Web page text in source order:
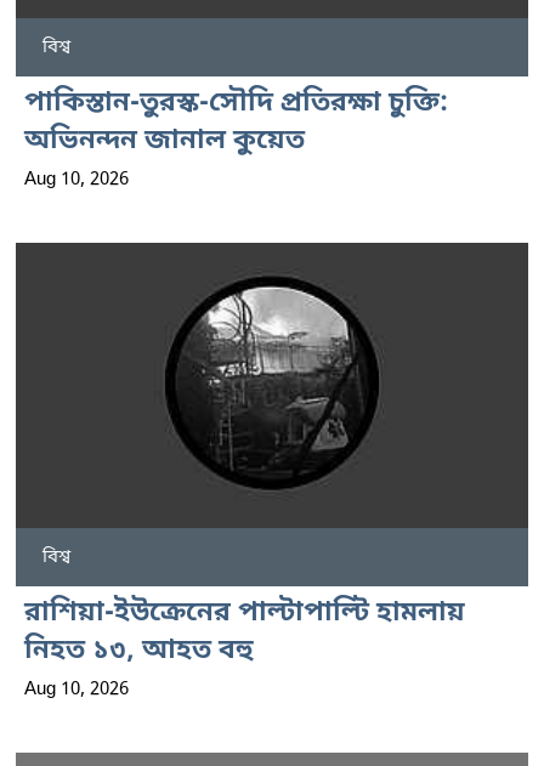
বিশ্ব
পাকিস্তান-তুরস্ক-সৌদি প্রতিরক্ষা চুক্তি:
অভিনন্দন জানাল কুয়েত
Aug 10, 2026
বিশ্ব
রাশিয়া-ইউক্রেনের পাল্টাপাল্টি হামলায়
নিহত ১৩, আহত বহু
Aug 10, 2026